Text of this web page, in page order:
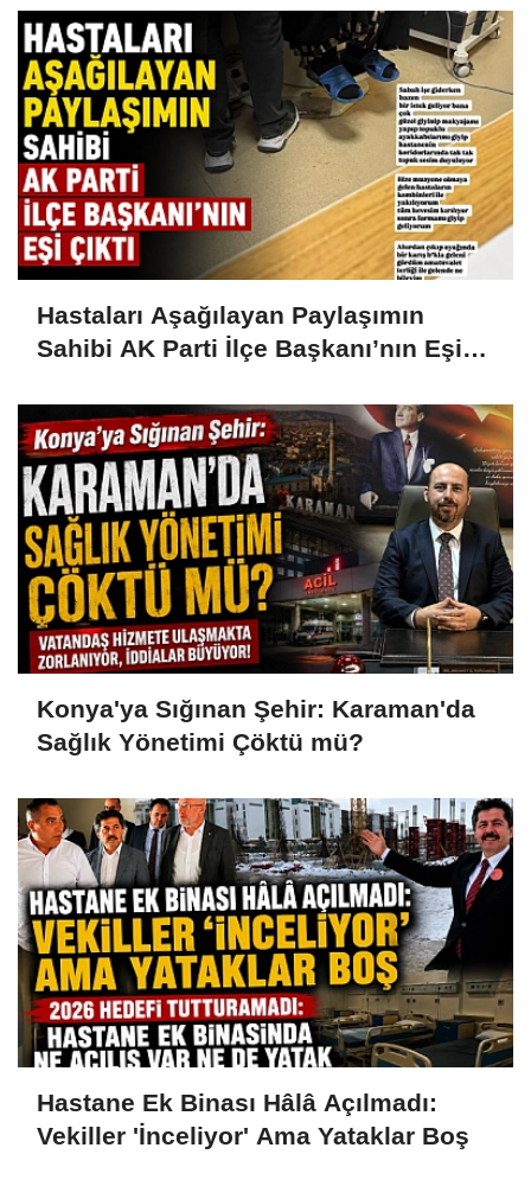
Hastaları Aşağılayan Paylaşımın
Sahibi AK Parti İlçe Başkanı’nın Eşi
Konya'ya Sığınan Şehir: Karaman'da
Sağlık Yönetimi Çöktü mü?
Hastane Ek Binası Hâlâ Açılmadı:
Vekiller 'İnceliyor' Ama Yataklar Boş